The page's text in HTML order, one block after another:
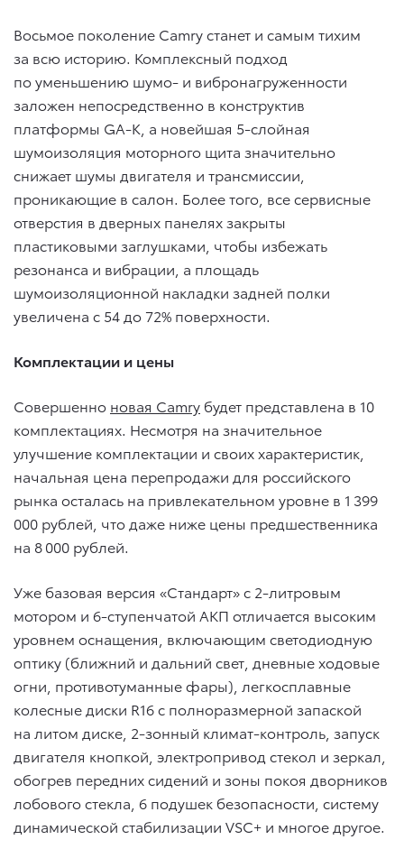
Восьмое поколение Camry станет и самым тихим
за всю историю. Комплексный подход
по уменьшению шумо- и вибронагруженности
заложен непосредственно в конструктив
платформы GA-K, а новейшая 5-слойная
шумоизоляция моторного щита значительно
снижает шумы двигателя и трансмиссии,
проникающие в салон. Более того, все сервисные
отверстия в дверных панелях закрыты
пластиковыми заглушками, чтобы избежать
резонанса и вибрации, а площадь
шумоизоляционной накладки задней полки
увеличена с 54 до 72% поверхности.
Комплектации и цены
Совершенно новая Camry будет представлена в 10
комплектациях. Несмотря на значительное
улучшение комплектации и своих характеристик,
начальная цена перепродажи для российского
рынка осталась на привлекательном уровне в 1 399
000 рублей, что даже ниже цены предшественника
на 8 000 рублей.
Уже базовая версия «Стандарт» с 2-литровым
мотором и 6-ступенчатой АКП отличается высоким
уровнем оснащения, включающим светодиодную
оптику (ближний и дальний свет, дневные ходовые
огни, противотуманные фары), легкосплавные
колесные диски R16 c полноразмерной запаской
на литом диске, 2-зонный климат-контроль, запуск
двигателя кнопкой, электропривод стекол и зеркал,
обогрев передних сидений и зоны покоя дворников
лобового стекла, 6 подушек безопасности, систему
динамической стабилизации VSC+ и многое другое.